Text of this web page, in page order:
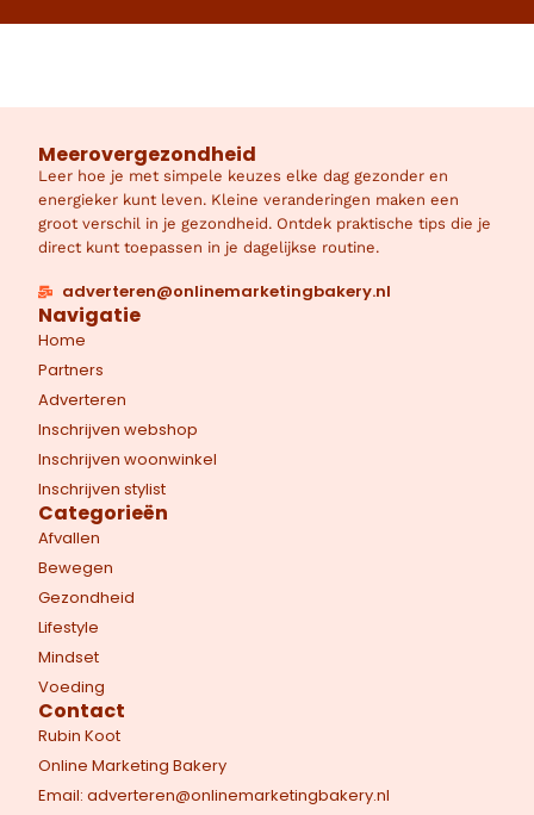
Meerovergezondheid
Leer hoe je met simpele keuzes elke dag gezonder en
energieker kunt leven. Kleine veranderingen maken een
groot verschil in je gezondheid. Ontdek praktische tips die je
direct kunt toepassen in je dagelijkse routine.
adverteren@onlinemarketingbakery.nl
Navigatie
Home
Partners
Adverteren
Inschrijven webshop
Inschrijven woonwinkel
Inschrijven stylist
Categorieën
Afvallen
Bewegen
Gezondheid
Lifestyle
Mindset
Voeding
Contact
Rubin Koot
Online Marketing Bakery
Email: adverteren@onlinemarketingbakery.nl